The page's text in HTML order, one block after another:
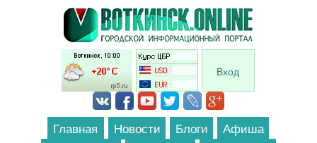
Перейти к основному содержанию
Вход
Главная Новости Блоги
Афиша